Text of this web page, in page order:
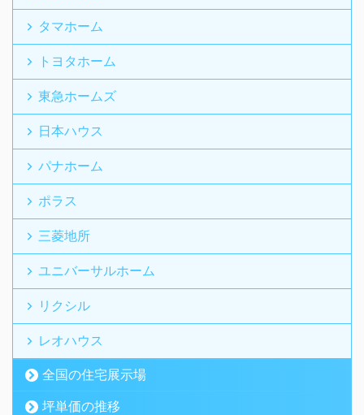
タマホーム
トヨタホーム
東急ホームズ
日本ハウス
パナホーム
ポラス
三菱地所
ユニバーサルホーム
リクシル
レオハウス
全国の住宅展示場
坪単価の推移